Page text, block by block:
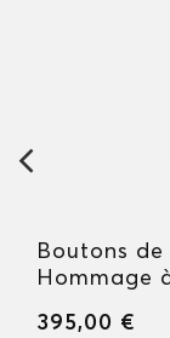
Boutons
Hommage
395,00 €